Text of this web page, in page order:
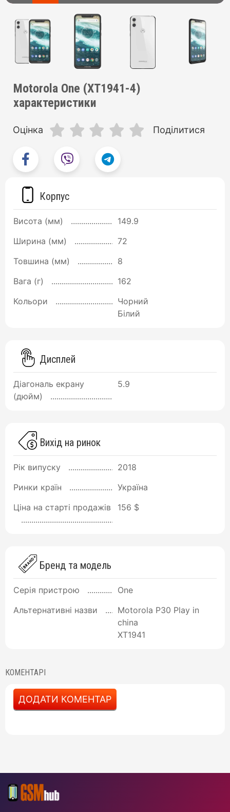
Motorola One (XT1941-4)
характеристики
Оцінка Поділитися
Корпус
Висота (мм)
149.9
Ширина (мм)
72
Товшина (мм)
8
Вага (г)
162
Кольори
Чорний
Білий
Дисплей
Діагональ екрану
(дюйм)
5.9
Вихід на ринок
Рік випуску
2018
Ринки країн
Україна
Ціна на старті продажів
156 $
Бренд та модель
Серія пристрою
One
Альтернативні назви
Motorola P30 Play in
china
XT1941
КОМЕНТАРІ
ДОДАТИ КОМЕНТАР